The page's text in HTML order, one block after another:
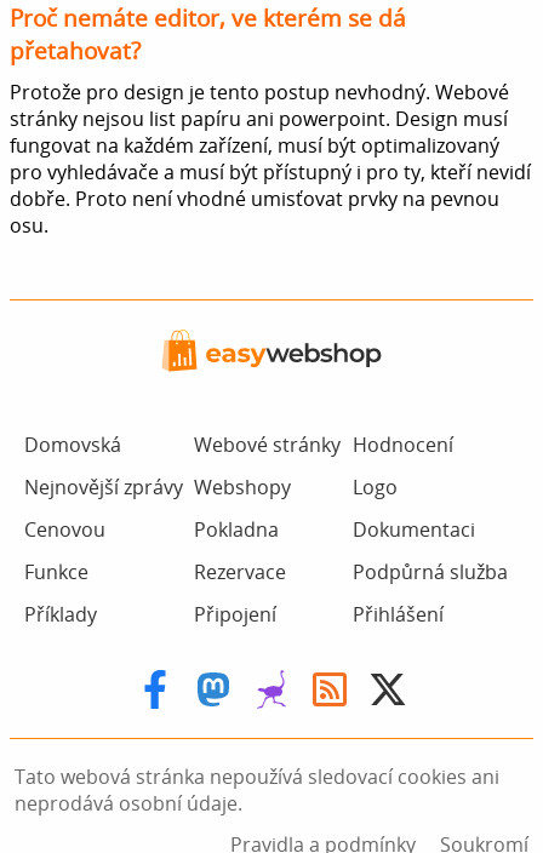
Proč nemáte editor, ve kterém se dá
přetahovat?
Protože pro design je tento postup nevhodný. Webové
stránky nejsou list papíru ani powerpoint. Design musí
fungovat na každém zařízení, musí být optimalizovaný
pro vyhledávače a musí být přístupný i pro ty, kteří nevidí
dobře. Proto není vhodné umisťovat prvky na pevnou
osu.
Domovská
Nejnovější zprávy
Cenovou
Funkce
Příklady
Webové stránky
Webshopy
Pokladna
Rezervace
Připojení
Hodnocení
Logo
Dokumentaci
Podpůrná služba
Přihlášení
Tato webová stránka nepoužívá sledovací cookies ani
neprodává osobní údaje.
Pravidla a podmínky
Soukromí